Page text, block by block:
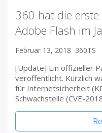
360 hat die erste
Adobe Flash im
Februar 13, 2018 360TS
[Update] Ein offizieller
veröffentlicht. Kürzlich
für Internetsicherheit
Schwachstelle (CVE-